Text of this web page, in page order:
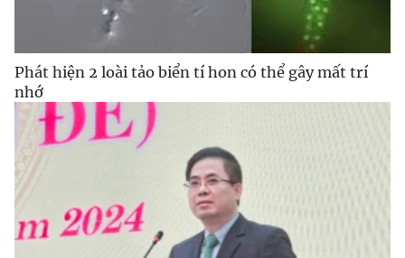
Phát hiện 2 loài tảo biển tí hon có thể gây mất trí
nhớ